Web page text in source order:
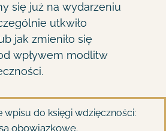
się już na wydarzeniu
utkwiło
jak zmieniło się
wpływem modlitw
wpisu do księgi wdzięczności:
obowiązkowe.